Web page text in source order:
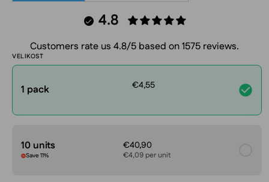
4.8
Customers rate us 4.8/5 based on 1575 reviews.
VELIKOST
1 pack €4,55
10 units
Save 11%
€40,90
€4,09 per unit